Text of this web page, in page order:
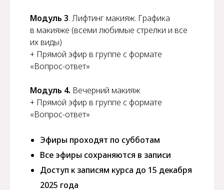
Модуль 3. Лифтинг макияж. Графика
в макияже (всеми любимые стрелки и все
их виды)
+ Прямой эфир в группе с формате
«Вопрос-ответ»
Модуль 4. Вечерний макияж
+ Прямой эфир в группе с формате
«Вопрос-ответ»
Эфиры проходят по субботам
Все эфиры сохраняются в записи
Доступ к записям курса до 15 декабря
2025 года